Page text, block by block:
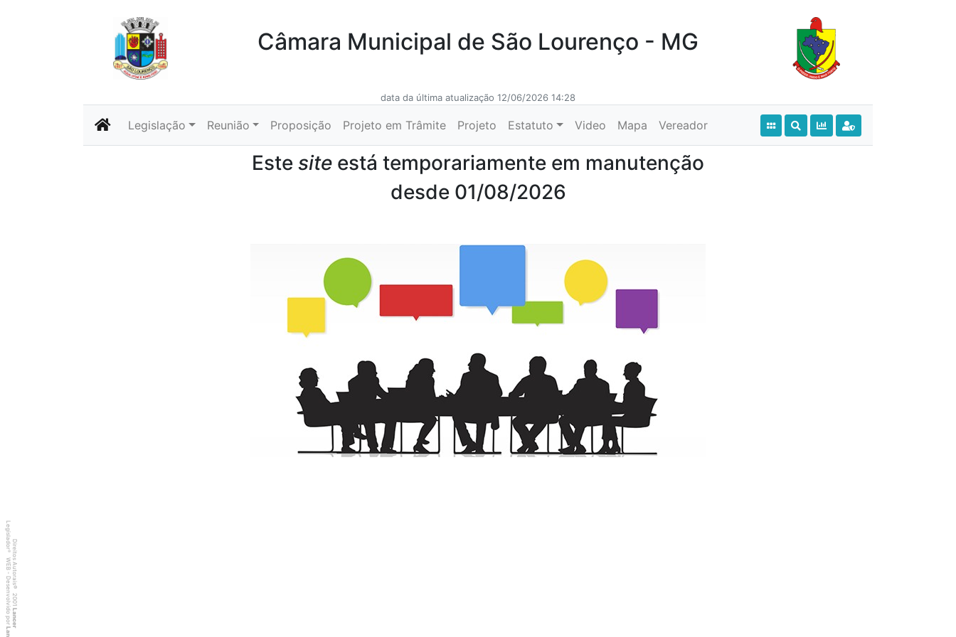
Câmara Municipal de São Lourenço - MG
data da última atualização 12/06/2026 14:28
Legislação Reunião Proposição Projeto em Trâmite Projeto Estatuto Video Mapa Vereador
Este site está temporariamente em manutenção
desde 01/08/2026
Direitos Autorais
©
2001
Lancer
Legislador
®
WEB - Desenvolvido por